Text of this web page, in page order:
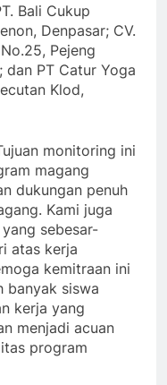
Bali Cukup
Denpasar; CV.
Pejeng
dan PT Catur Yoga
Klod,
monitoring ini
magang
dukungan penuh
Kami juga
sebesar-
atas kerja
kemitraan ini
banyak siswa
kerja yang
menjadi acuan
program